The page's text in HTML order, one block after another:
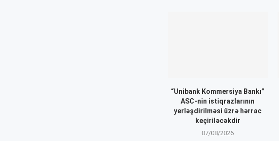
“Unibank Kommersiya Bankı”
ASC-nin istiqrazlarının
yerləşdirilməsi üzrə hərrac
keçiriləcəkdir
07/08/2026